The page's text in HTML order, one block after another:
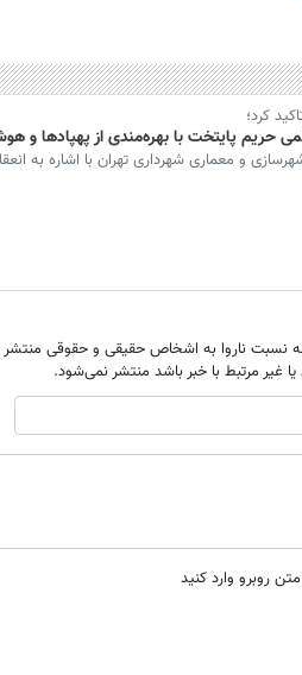
کرد؛
حریم پایتخت با بهره‌مندی از پهپادها و
و معماری شهرداری تهران با اشاره به
نسبت ناروا به اشخاص حقیقی و حقوقی
یا غیر مرتبط با خبر باشد منتشر نمی‌شود.
روبرو وارد کنید